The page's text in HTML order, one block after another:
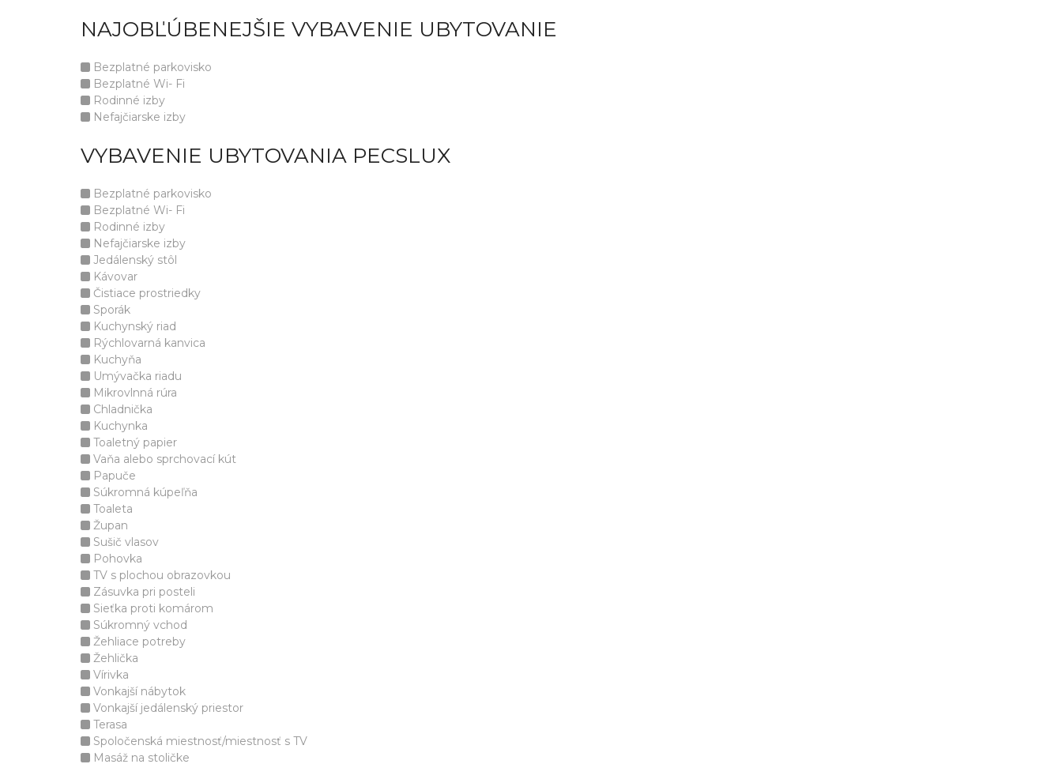
NAJOBĽÚBENEJŠIE VYBAVENIE UBYTOVANIE
Bezplatné parkovisko
Bezplatné Wi- Fi
Rodinné izby
Nefajčiarske izby
VYBAVENIE UBYTOVANIA PECSLUX
Bezplatné parkovisko
Bezplatné Wi- Fi
Rodinné izby
Nefajčiarske izby
Jedálenský stôl
Kávovar
Čistiace prostriedky
Sporák
Kuchynský riad
Rýchlovarná kanvica
Kuchyňa
Umývačka riadu
Mikrovlnná rúra
Chladnička
Kuchynka
Toaletný papier
Vaňa alebo sprchovací kút
Papuče
Súkromná kúpeľňa
Toaleta
Župan
Sušič vlasov
Pohovka
TV s plochou obrazovkou
Zásuvka pri posteli
Sieťka proti komárom
Súkromný vchod
Žehliace potreby
Žehlička
Vírivka
Vonkajší nábytok
Vonkajší jedálenský priestor
Terasa
Spoločenská miestnosť/miestnosť s TV
Masáž na stoličke